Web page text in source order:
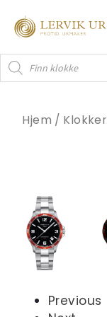
rett
innholdet
Products
search
Hjem / Klokker
Previous